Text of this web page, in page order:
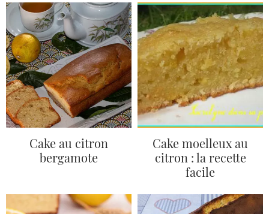
Cake au citron
bergamote
Cake moelleux au
citron : la recette
facile